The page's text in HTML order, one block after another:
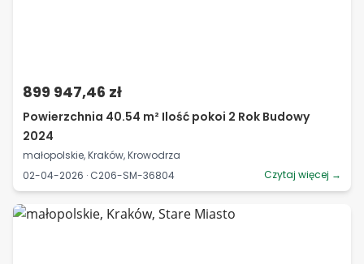
899 947,46 zł
Powierzchnia 40.54 m² Ilość pokoi 2 Rok Budowy
2024
małopolskie, Kraków, Krowodrza
02-04-2026 · C206-SM-36804
Czytaj więcej →